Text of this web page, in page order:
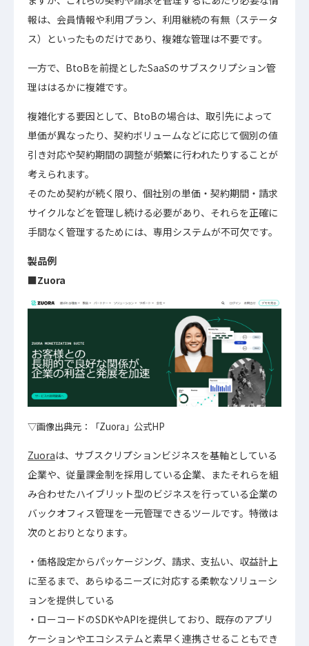
報は、会員情報や利用プラン、利用継続の有無（ステータ
ス）といったものだけであり、複雑な管理は不要です。
一方で、BtoBを前提としたSaaSのサブスクリプション管
理ははるかに複雑です。
複雑化する要因として、BtoBの場合は、取引先によって
単価が異なったり、契約ボリュームなどに応じて個別の値
引き対応や契約期間の調整が頻繁に行われたりすることが
考えられます。
そのため契約が続く限り、個社別の単価・契約期間・請求
サイクルなどを管理し続ける必要があり、それらを正確に
手間なく管理するためには、専用システムが不可欠です。
製品例
■Zuora
▽画像出典元：「Zuora」公式HP
Zuoraは、サブスクリプションビジネスを基軸としている
企業や、従量課金制を採用している企業、またそれらを組
み合わせたハイブリット型のビジネスを行っている企業の
バックオフィス管理を一元管理できるツールです。特徴は
次のとおりとなります。
価格設定からパッケージング、請求、支払い、収益計上
に至るまで、あらゆるニーズに対応する柔軟なソリューシ
ョンを提供している
ローコードのSDKやAPIを提供しており、既存のアプリ
ケーションやエコシステムと素早く連携させることもでき